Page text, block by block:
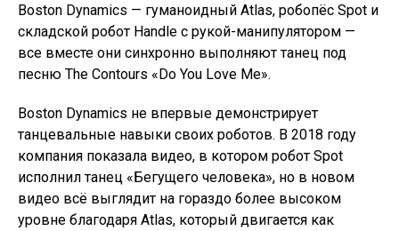
Boston Dynamics — гуманоидный Atlas, робопёс Spot и
складской робот Handle с рукой-манипулятором —
все вместе они синхронно выполняют танец под
песню The Contours «Do You Love Me».
Boston Dynamics не впервые демонстрирует
танцевальные навыки своих роботов. В 2018 году
компания показала видео, в котором робот Spot
исполнил танец «Бегущего человека», но в новом
видео всё выглядит на гораздо более высоком
уровне благодаря Atlas, который двигается как